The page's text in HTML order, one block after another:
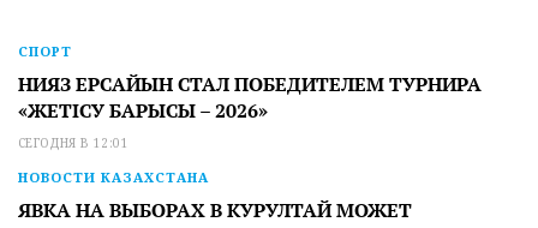
СПОРТ
НИЯЗ ЕРСАЙЫН СТАЛ ПОБЕДИТЕЛЕМ ТУРНИРА
«ЖЕТІСУ БАРЫСЫ – 2026»
СЕГОДНЯ В 12:01
НОВОСТИ КАЗАХСТАНА
ЯВКА НА ВЫБОРАХ В КУРУЛТАЙ МОЖЕТ